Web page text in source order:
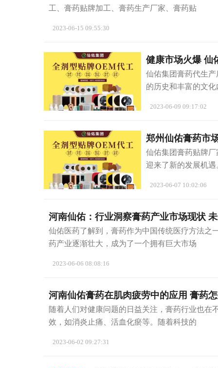
工、膏药贴牌加工、膏药生产厂家、膏药贴
2023-06-15 09:55:30
健康市场火爆 仙
仙佑集团膏药代生
的历史和丰富的文
2023-06-09 09:17:02
郑州仙佑膏药市
仙佑集团膏药贴牌
迎来了新的发展机
2023-06-07 10:02:06
河南仙佑：行业洞察膏药产业市场现状
仙佑医药了解到，膏药作为中国传统医疗方法之
药产业逐渐壮大，成为了一个拥有巨大市场
2023-06-06 08:08:16
河南仙佑膏药在肌肉疲劳中的应用 膏药
随着人们对健康问题的日益关注，膏药行业也在
效，如消炎止痛、活血化瘀等。随着科技的
2023-06-02 09:27:31